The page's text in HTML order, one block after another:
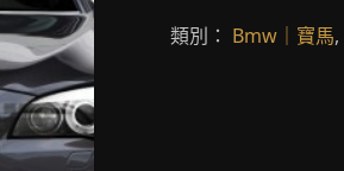
類別： Bmw｜寶馬,